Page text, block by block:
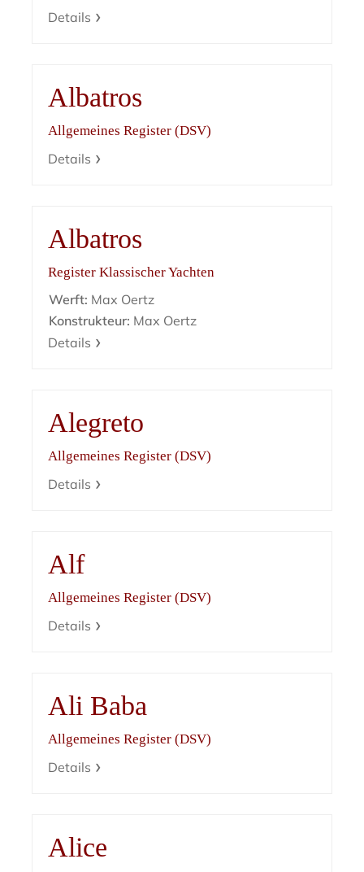
Details
Albatros
Allgemeines Register (DSV)
Details
Albatros
Register Klassischer Yachten
Werft: Max Oertz
Konstrukteur: Max Oertz
Details
Alegreto
Allgemeines Register (DSV)
Details
Alf
Allgemeines Register (DSV)
Details
Ali Baba
Allgemeines Register (DSV)
Details
Alice